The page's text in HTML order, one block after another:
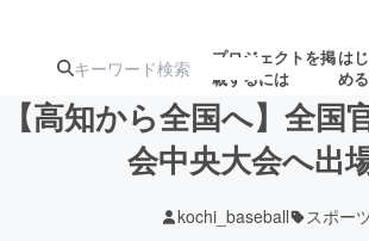
プロジェクトを掲
載するには
はじ
める
ジェクト
ロジェクト
【高知から全国へ】全国
会中央大会へ出
kochi_baseball スポー